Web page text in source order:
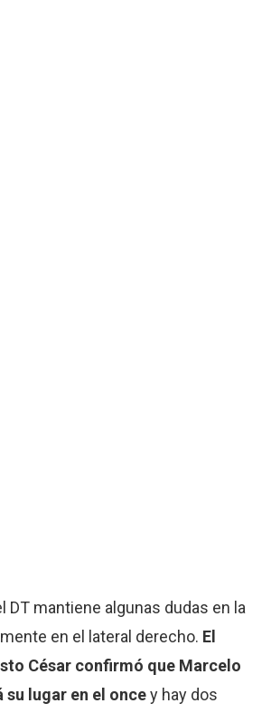
DT mantiene algunas dudas en la
en el lateral derecho. El
César confirmó que Marcelo
su lugar en el oncey hay dos